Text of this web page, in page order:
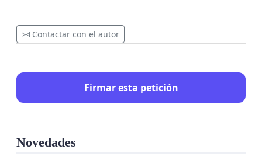
Contactar con el autor
Firmar esta petición
Novedades